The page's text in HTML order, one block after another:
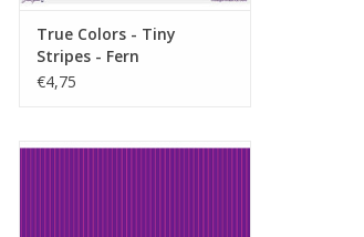
True Colors - Tiny
Stripes - Fern
€4,75
paars met roze streep